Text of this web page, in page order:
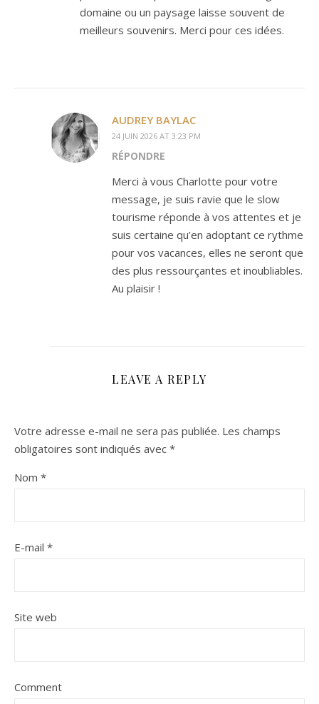
domaine ou un paysage laisse souvent de
meilleurs souvenirs. Merci pour ces idées.
AUDREY BAYLAC
24 JUIN 2026 AT 3:23 PM
RÉPONDRE
Merci à vous Charlotte pour votre
message, je suis ravie que le slow
tourisme réponde à vos attentes et je
suis certaine qu’en adoptant ce rythme
pour vos vacances, elles ne seront que
des plus ressourçantes et inoubliables.
Au plaisir !
LEAVE A REPLY
Votre adresse e-mail ne sera pas publiée. Les champs
obligatoires sont indiqués avec *
Nom *
E-mail *
Site web
Comment